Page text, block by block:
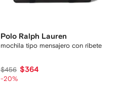
Polo Ralph Lauren
mochila tipo mensajero con ribete
$456 $364
-20%